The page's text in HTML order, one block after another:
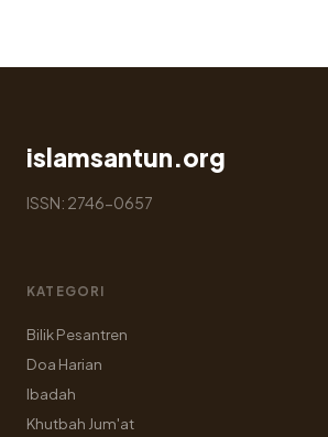
islamsantun.org
ISSN: 2746-0657
KATEGORI
Bilik Pesantren
Doa Harian
Ibadah
Khutbah Jum'at